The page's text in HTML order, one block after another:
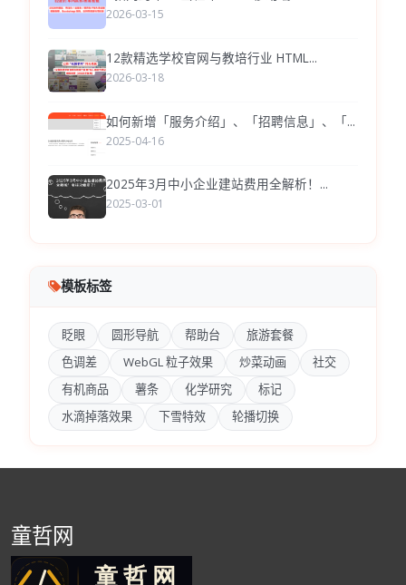
2026-03-15
12款精选学校官网与教培行业 HTML...
2026-03-18
如何新增「服务介绍」、「招聘信息」、「...
2025-04-16
2025年3月中小企业建站费用全解析！...
2025-03-01
模板标签
眨眼 圆形导航 帮助台
旅游套餐
色调差
WebGL 粒子效果 炒菜动画
社交
有机商品
薯条 化学研究
标记
水滴掉落效果
下雪特效 轮播切换
童哲网